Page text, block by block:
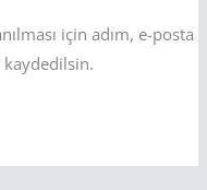
için adım, e-posta
kaydedilsin.